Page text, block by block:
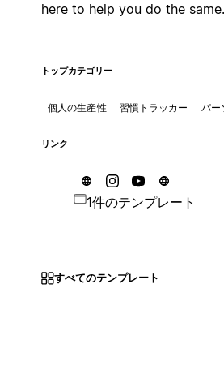
here to help you do the same.
トップカテゴリー
個人の生産性 習慣トラッカー パー
リンク
1件のテンプレート
すべてのテンプレート